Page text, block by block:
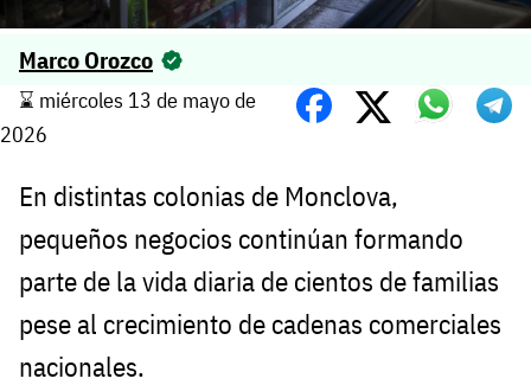
Marco Orozco
⌛️ miércoles 13 de mayo de
2026
En distintas colonias de Monclova,
pequeños negocios continúan formando
parte de la vida diaria de cientos de familias
pese al crecimiento de cadenas comerciales
nacionales.